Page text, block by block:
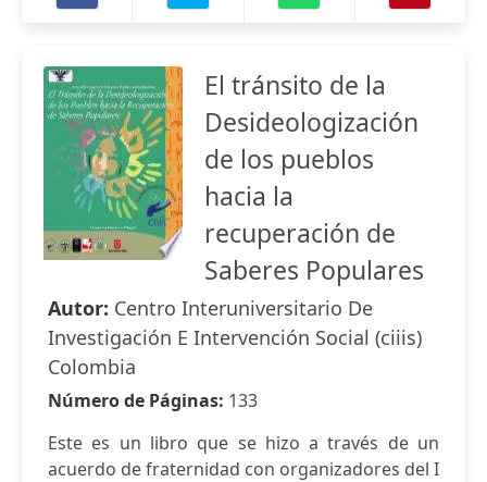
El tránsito de la
Desideologización
de los pueblos
hacia la
recuperación de
Saberes Populares
Autor: Centro Interuniversitario De
Investigación E Intervención Social (ciiis)
Colombia
Número de Páginas: 133
Este es un libro que se hizo a través de un
acuerdo de fraternidad con organizadores del I